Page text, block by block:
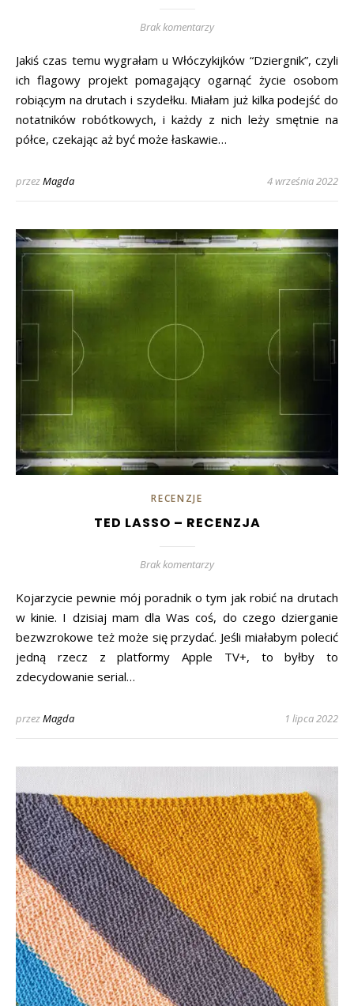
Brak komentarzy
Jakiś czas temu wygrałam u Włóczykijków “Dziergnik”, czyli
ich flagowy projekt pomagający ogarnąć życie osobom
robiącym na drutach i szydełku. Miałam już kilka podejść do
notatników robótkowych, i każdy z nich leży smętnie na
półce, czekając aż być może łaskawie…
przezMagda 4 września 2022
RECENZJE
TED LASSO – RECENZJA
Brak komentarzy
Kojarzycie pewnie mój poradnik o tym jak robić na drutach
w kinie. I dzisiaj mam dla Was coś, do czego dzierganie
bezwzrokowe też może się przydać. Jeśli miałabym polecić
jedną rzecz z platformy Apple TV+, to byłby to
zdecydowanie serial…
przezMagda 1 lipca 2022